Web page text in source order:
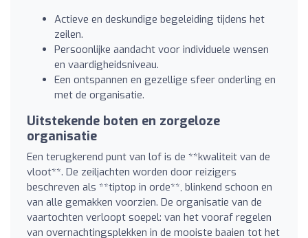
Actieve en deskundige begeleiding tijdens het
zeilen.
Persoonlijke aandacht voor individuele wensen
en vaardigheidsniveau.
Een ontspannen en gezellige sfeer onderling en
met de organisatie.
Uitstekende boten en zorgeloze
organisatie
Een terugkerend punt van lof is de **kwaliteit van de
vloot**. De zeiljachten worden door reizigers
beschreven als **tiptop in orde**, blinkend schoon en
van alle gemakken voorzien. De organisatie van de
vaartochten verloopt soepel: van het vooraf regelen
van overnachtingsplekken in de mooiste baaien tot het